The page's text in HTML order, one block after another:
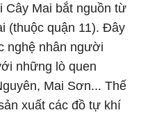
Cây Mai bắt nguồn từ
(thuộc quận 11). Đây
nghệ nhân người
những lò quen
Mai Sơn... Thế
xuất các đồ tự khí